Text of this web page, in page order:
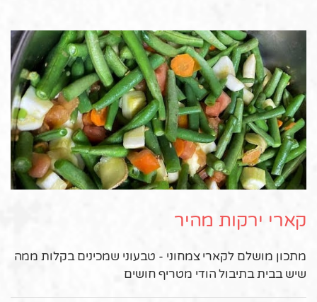
קארי ירקות מהיר
מתכון מושלם לקארי צמחוני - טבעוני שמכינים בקלות ממה
שיש בבית בתיבול הודי מטריף חושים